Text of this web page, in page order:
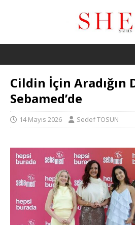
Cildin İçin Aradığın
Sebamed’de
14 Mayıs 2026 Sedef TOSUN